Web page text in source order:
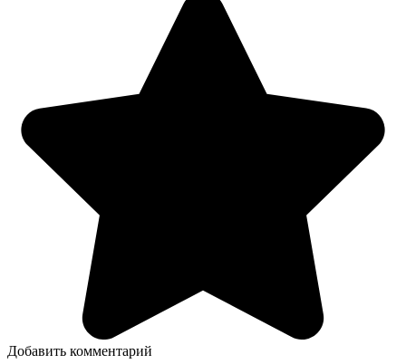
Добавить комментарий